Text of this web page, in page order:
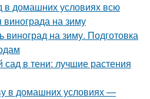
в домашних условиях всю
на зиму
виноград на зиму. Подготовка
сад в тени: лучшие растения
в домашних условиях —